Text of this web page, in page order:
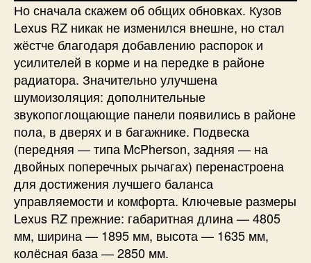
Но сначала скажем об общих обновках. Кузов
Lexus RZ никак не изменился внешне, но стал
жёстче благодаря добавлению распорок и
усилителей в корме и на передке в районе
радиатора. Значительно улучшена
шумоизоляция: дополнительные
звукопоглощающие панели появились в районе
пола, в дверях и в багажнике. Подвеска
(передняя — типа McPherson, задняя — на
двойных поперечных рычагах) перенастроена
для достижения лучшего баланса
управляемости и комфорта. Ключевые размеры
Lexus RZ прежние: габаритная длина — 4805
мм, ширина — 1895 мм, высота — 1635 мм,
колёсная база — 2850 мм.